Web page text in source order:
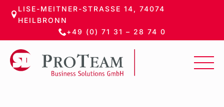
Zum
Hauptinhalt
LISE-MEITNER-STRASSE 14, 74074 H
EILBRONN
+49 (0) 71 31 – 28 74 0